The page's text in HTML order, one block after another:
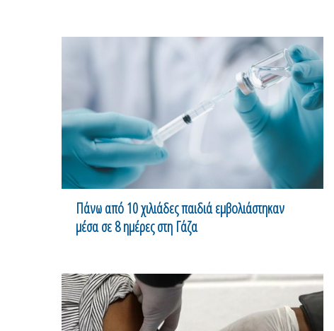
Πάνω από 10 χιλιάδες παιδιά εμβολιάστηκαν
μέσα σε 8 ημέρες στη Γάζα